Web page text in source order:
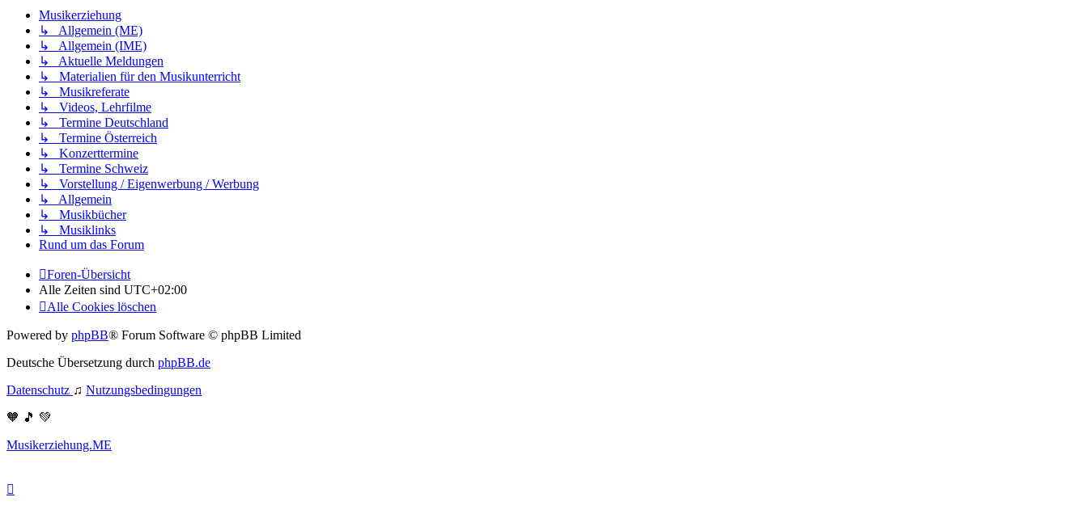
Musikerziehung
↳ Allgemein (ME)
↳ Allgemein (IME)
↳ Aktuelle Meldungen
↳ Materialien für den Musikunterricht
↳ Musikreferate
↳ Videos, Lehrfilme
↳ Termine Deutschland
↳ Termine Österreich
↳ Konzerttermine
↳ Termine Schweiz
↳ Vorstellung / Eigenwerbung / Werbung
↳ Allgemein
↳ Musikbücher
↳ Musiklinks
Rund um das Forum
Foren-Übersicht
Alle Zeiten sind UTC+02:00
Alle Cookies löschen
Powered by phpBB® Forum Software © phpBB Limited
Deutsche Übersetzung durch phpBB.de
Datenschutz ♫ Nutzungsbedingungen
🧡 🎵 💚
Musikerziehung.ME